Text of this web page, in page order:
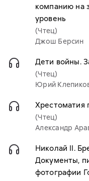
компанию на
уровень
(Чтец)
Джош Берсин
Дети войны.
(Чтец)
Юрий
Хрестоматия
(Чтец)
Александр
Николай II.
Документы,
фотографии